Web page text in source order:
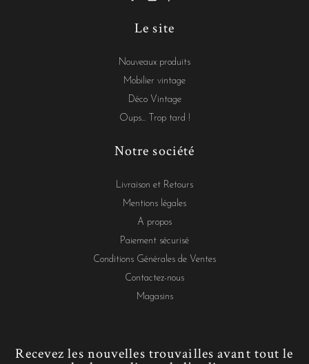
Le site
Nouveaux produits
Mobilier vintage
Déco Vintage
Oups... Trop tard !
Notre société
Livraison et Retours
Mentions légales
A propos
Paiement sécurisé
Conditions Générales de Ventes
Contactez-nous
Magasins
Recevez les nouvelles trouvailles avant tout le